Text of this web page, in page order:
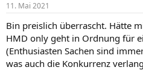
e
:
11. Mai 2021
Bin preislich überrascht. Hätte
HMD only geht in Ordnung für
(Enthusiasten Sachen sind
was auch die Konkurrenz